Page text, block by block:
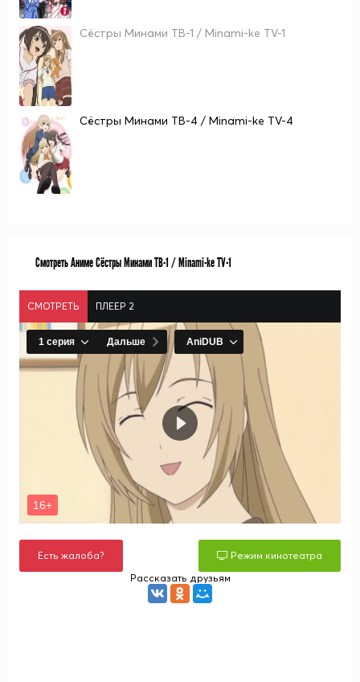
Сёстры Минами ТВ-1 / Minami-ke TV-1
Сёстры Минами ТВ-4 / Minami-ke TV-4
Смотреть Аниме Сёстры Минами ТВ-1 / Minami-ke TV-1
СМОТРЕТЬ ПЛЕЕР 2
Есть жалоба?
Режим кинотеатра
Рассказать друзьям